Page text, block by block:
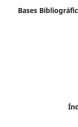
Bases